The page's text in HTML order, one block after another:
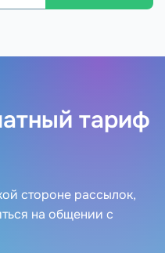
тариф
стороне рассылок,
на общении с